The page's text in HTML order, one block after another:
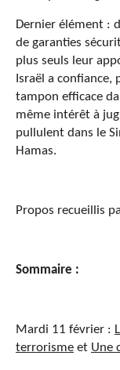
Dernier élément :
de garanties
plus seuls leur
Israël a
tampon efficace
même intérêt à
pullulent dans le
Hamas.
Propos recueillis
Sommaire :
Mardi 11 février :
terrorisme et Une